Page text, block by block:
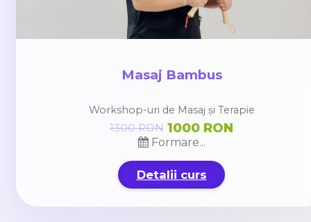
Masaj Bambus
Workshop-uri de Masaj și Terapie
Formare...
1300 RON 1000 RON
Detalii curs